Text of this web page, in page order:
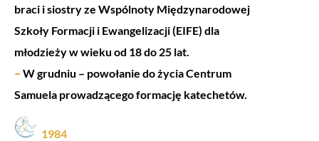
braci i siostry ze Wspólnoty Międzynarodowej
Szkoły Formacji i Ewangelizacji (EIFE) dla
młodzieży w wieku od 18 do 25 lat.
– W grudniu – powołanie do życia Centrum
Samuela prowadzącego formację katechetów.
1984